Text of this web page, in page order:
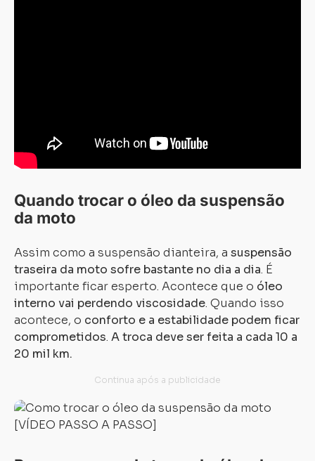
Quando trocar o óleo da suspensão
da moto
Assim como a suspensão dianteira, a suspensão
traseira da moto sofre bastante no dia a dia. É
importante ficar esperto. Acontece que o óleo
interno vai perdendo viscosidade. Quando isso
acontece, o conforto e a estabilidade podem ficar
comprometidos. A troca deve ser feita a cada 10 a
20 mil km.